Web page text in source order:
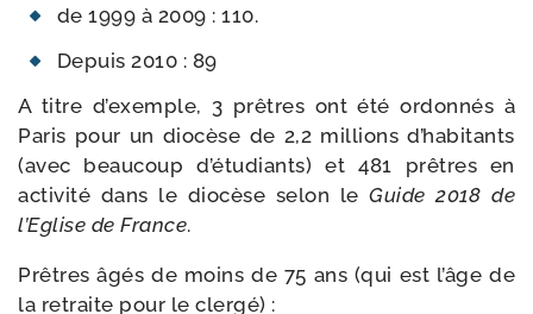
de 1999 à 2009 : 110.
Depuis 2010 : 89
A titre d’exemple, 3 prêtres ont été ordon­nés à
Paris pour un dio­cèse de 2,2 mil­lions d’habitants
(avec beau­coup d’étudiants) et 481 prêtres en
acti­vi­té dans le dio­cèse selon leGuide 2018 de
l’Eglise de France.
Prêtres âgés de moins de 75 ans (qui est l’âge de
la retraite pour le clergé) :